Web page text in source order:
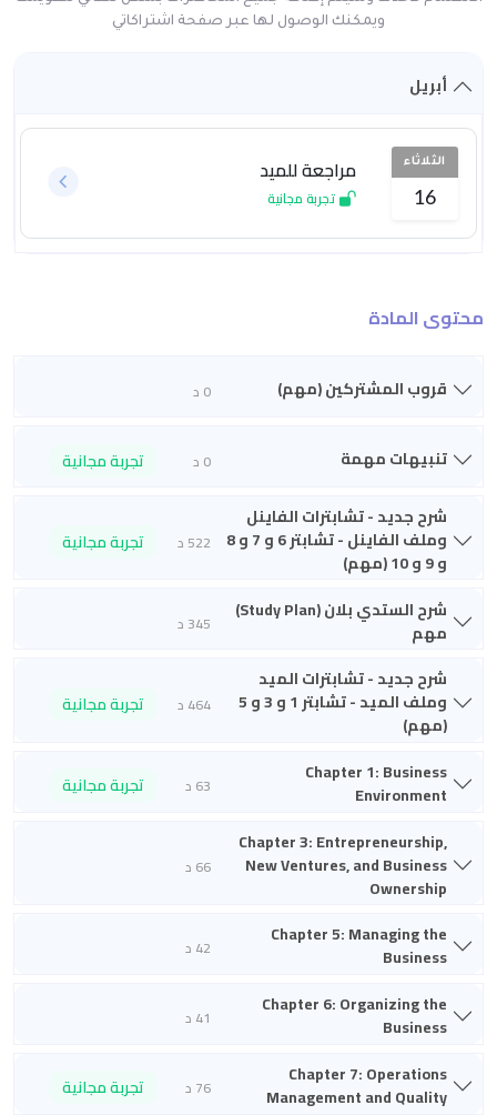
ويمكنك الوصول لها عبر صفحة اشتراكاتي
أبريل
الثلاثاء
16
مراجعة للميد
تجربة مجانية
محتوى المادة
قروب المشتركين (مهم) 0 د
تنبيهات مهمة 0 د
تجربة مجانية
شرح جديد - تشابترات الفاينل
وملف الفاينل - تشابتر 6 و 7 و 8
و 9 و 10 (مهم)
522 د تجربة مجانية
شرح الستدي بلان (Study Plan)
مهم
345 د
شرح جديد - تشابترات الميد
وملف الميد - تشابتر 1 و 3 و 5
(مهم)
464 د تجربة مجانية
Chapter 1: Business
Environment
63 د
تجربة مجانية
Chapter 3: Entrepreneurship,
New Ventures, and Business
Ownership
66 د
Chapter 5: Managing the
Business
42 د
Chapter 6: Organizing the
Business
41 د
Chapter 7: Operations
Management and Quality
76 د تجربة مجانية